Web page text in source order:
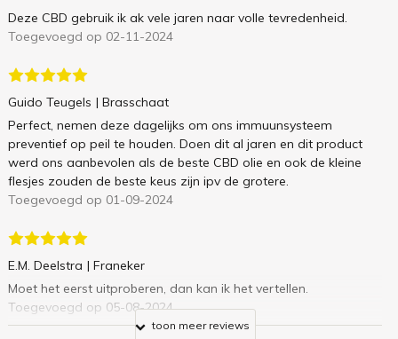
Deze CBD gebruik ik ak vele jaren naar volle tevredenheid.
Toegevoegd op 02-11-2024
Guido Teugels | Brasschaat
Perfect, nemen deze dagelijks om ons immuunsysteem
preventief op peil te houden. Doen dit al jaren en dit product
werd ons aanbevolen als de beste CBD olie en ook de kleine
flesjes zouden de beste keus zijn ipv de grotere.
Toegevoegd op 01-09-2024
E.M. Deelstra | Franeker
Moet het eerst uitproberen, dan kan ik het vertellen.
Toegevoegd op 05-08-2024
toon meer reviews